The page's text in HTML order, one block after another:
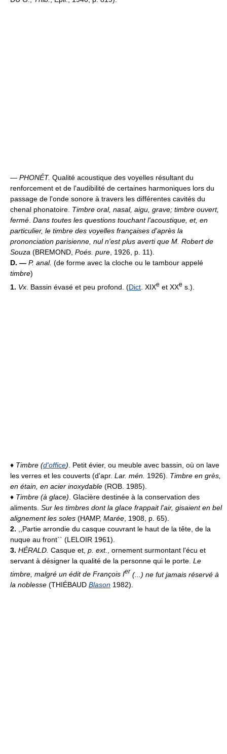
— PHONÉT. Qualité acoustique des voyelles résultant du
renforcement et de l'audibilité de certaines harmoniques lors du
passage de l'onde sonore à travers les différentes cavités du
chenal phonatoire. Timbre oral, nasal, aigu, grave; timbre ouvert,
fermé Dans toutes les questions touchant l'acoustique, et, en
particulier, le timbre des voyelles françaises d'après la
prononciation parisienne, nul n'est plus averti que M. Robert de
Souza (BREMOND, Poés. pure , 1926, p. 11).
D. — P. anal. (de forme avec la cloche ou le tambour appelé
timbre)
1. Vx . Bassin évasé et peu profond. (Dict . XIXe et XXe s.).
♦ Timbre (d'office) . Petit évier, ou meuble avec bassin, où on lave
les verres et les couverts (d'apr. Lar. mén. 1926). Timbre en grès,
en étain, en acier inoxydable (ROB. 1985).
♦ Timbre (à glace) . Glacière destinée à la conservation des
aliments. Sur les timbres dont la glace frappait l'air, gisaient en bel
alignement les soles (HAMP, Marée , 1908, p. 65).
2.
,,Partie arrondie du casque couvrant le haut de la tête, de la
nuque au front`` (LELOIR 1961).
3. HÉRALD. Casque et, p. ext.
, ornement surmontant l'écu et
servant à désigner la qualité de la personne qui le porte. Le
timbre, malgré un édit de François Ier (...) ne fut jamais réservé à
la noblesse (THIÉBAUD Blason 1982).